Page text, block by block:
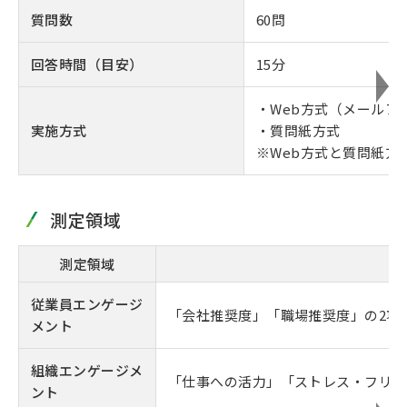
質問数 60問
回答時間（目安） 15分
実施方式
・Web方式（メール
・質問紙方式
※Web方式と質問紙方
測定領域
測定領域
従業員エンゲージ
メント
「会社推奨度」「職場推奨度」の2
組織エンゲージメ
ント
「仕事への活力」「ストレス・フリ